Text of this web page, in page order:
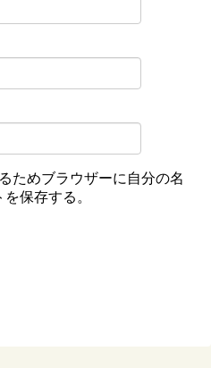
ためブラウザーに自分の名
保存する。